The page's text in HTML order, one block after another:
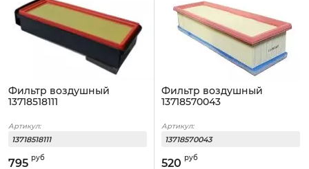
Фильтр воздушный
13718518111
Артикул:
13718518111
795 руб
Фильтр воздушный
13718570043
Артикул:
13718570043
520 руб